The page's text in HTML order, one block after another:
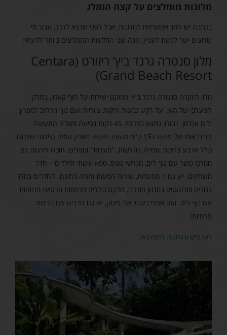
מלונות מומלצים על קצה המזלג
בכתבה יש המון אפשרויות למלונות, אבל לפני שנצא לדרך, עבור מי
שרוצים ישר לגשת לעניין, הנה שני המלונות המומלצים ביותר לדעתי:
מלון סנטרה גרנד ביץ' ריזורט (Centara
Grand Beach Resort)
מלון היוקרה סנטרה גרנד ביץ' ממוקם ישירות על חוף קארון, בחלק
המערבי של האי. על רקע גבעות ירוקות ציוריות ועם נוף מרהיב למפרץ
ולים אנדמן. המלון נמצא במרחק 45 דקות נסיעה משדה התעופה
הבינלאומי של פוקט ו-15 ק"מ מהעיר פוקט. פארק המים הייחודי שבמלון
כולל ארבע בריכות שחייה, מגלשות, "מערות" ומפלים. תוכלו ליהנות גם
ממרכז כושר עם נוף לים, מגרשי טניס, ספא איכותי ולילדים – חדר
משחקים. יש גם 7 מסעדות, שירות הסעות וחניה בחינם. החדרים במלון
גדולים ומרוהטים בסגנון מודרני, חלקם כוללים מרפסות פרטיות מרווחות
עם נוף לים. ואם אתם בעניין של פינוק, יש גם חדרים עם בריכות
פרטיות!
לפרטים והזמנות לחצו כאן.